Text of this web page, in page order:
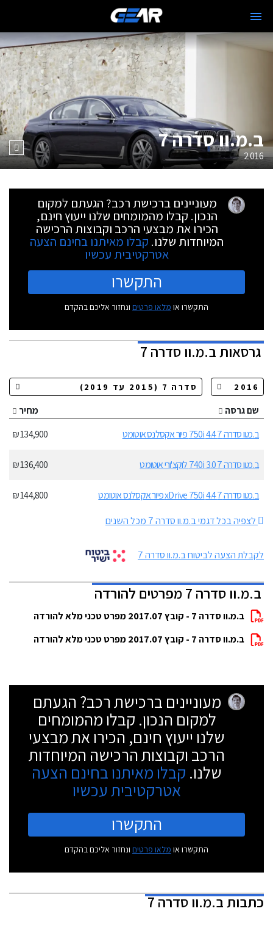
ב.מ.וו סדרה 7
2016
מעוניינים ברכישת רכב? הגעתם למקום
הנכון. קבלו מהמומחים שלנו ייעוץ חינם,
הכירו את מבצעי הרכב וקבוצות הרכישה
המיוחדות שלנו. קבלו מאיתנו בחינם הצעה
אטרקטיבית עכשיו
התקשרו
התקשרו או מלאו פרטים ונחזור אליכם בהקדם
גרסאותב.מ.וו סדרה 7
שם גרסה
מחיר
ב.מ.וו סדרה 7 4.4 750i פיור אקסלנס אוטומט
134,900 ₪
ב.מ.וו סדרה 7 3.0 740i לוקצ'ורי אוטומט 136,400 ₪
ב.מ.וו סדרה 7 4.4 xDrive 750i פיור אקסלנס אוטומט
144,800 ₪
לצפיה בכל דגמי ב.מ.וו סדרה 7 מכל השנים
לקבלת הצעה לביטוח ב.מ.וו סדרה 7
ב.מ.וו סדרה 7 מפרטים להורדה
ב.מ.וו סדרה 7 - קובץ 2017.07 מפרט טכני מלא להורדה
ב.מ.וו סדרה 7 - קובץ 2017.07 מפרט טכני מלא להורדה
מעוניינים ברכישת רכב? הגעתם
למקום הנכון. קבלו מהמומחים
שלנו ייעוץ חינם, הכירו את מבצעי
הרכב וקבוצות הרכישה המיוחדות
שלנו. קבלו מאיתנו בחינם הצעה
אטרקטיבית עכשיו
התקשרו
התקשרו או מלאו פרטים ונחזור אליכם בהקדם
כתבותב.מ.וו סדרה 7